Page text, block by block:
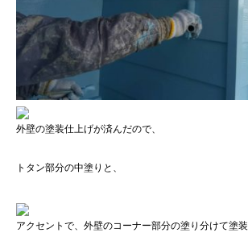
外壁の塗装仕上げが済んだので、
トタン部分の中塗りと、
アクセントで、外壁のコーナー部分の塗り分けて塗装